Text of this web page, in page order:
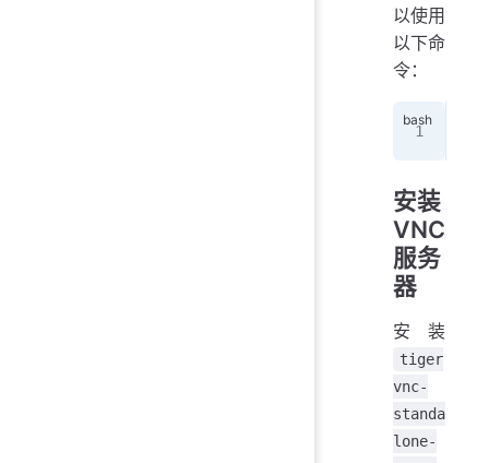
以使用
以下命
令：
安装
VNC
服务
器
安装
tiger
vnc-
standa
lone-